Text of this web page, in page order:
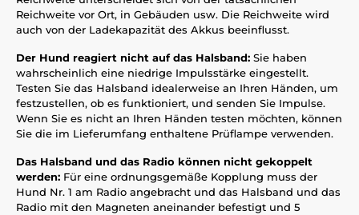
Reichweite vor Ort, in Gebäuden usw. Die Reichweite wird
auch von der Ladekapazität des Akkus beeinflusst.
Der Hund reagiert nicht auf das Halsband: Sie haben
wahrscheinlich eine niedrige Impulsstärke eingestellt.
Testen Sie das Halsband idealerweise an Ihren Händen, um
festzustellen, ob es funktioniert, und senden Sie Impulse.
Wenn Sie es nicht an Ihren Händen testen möchten, können
Sie die im Lieferumfang enthaltene Prüflampe verwenden.
Das Halsband und das Radio können nicht gekoppelt
werden: Für eine ordnungsgemäße Kopplung muss der
Hund Nr. 1 am Radio angebracht und das Halsband und das
Radio mit den Magneten aneinander befestigt und 5